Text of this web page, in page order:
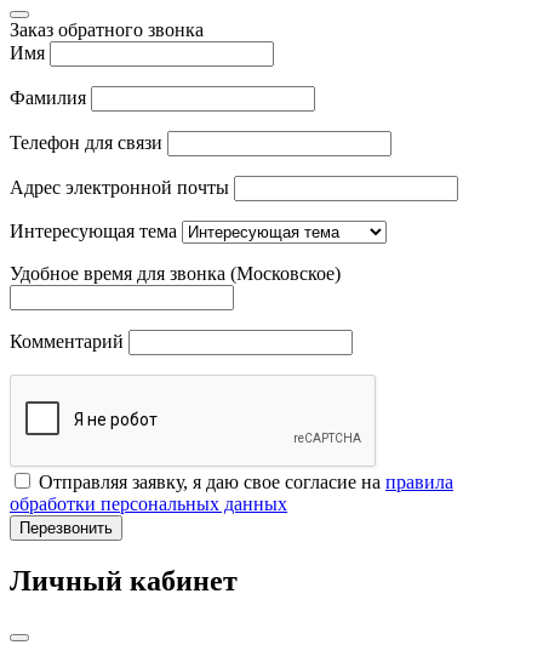
Заказ обратного звонка
Имя
Фамилия
Телефон для связи
Адрес электронной почты
Интересующая тема
Удобное время для звонка (Московское)
Комментарий
Отправляя заявку, я даю свое согласие на правила
обработки персональных данных
Перезвонить
Личный кабинет